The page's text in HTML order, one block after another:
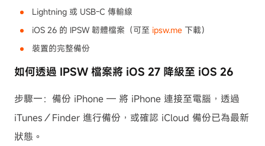
Lightning 或 USB-C 傳輸線
iOS 26 的 IPSW 韌體檔案（可至 ipsw.me 下載）
裝置的完整備份
如何透過 IPSW 檔案將 iOS 27 降級至 iOS 26
步驟一：備份 iPhone — 將 iPhone 連接至電腦，透過
iTunes／Finder 進行備份，或確認 iCloud 備份已為最新
狀態。